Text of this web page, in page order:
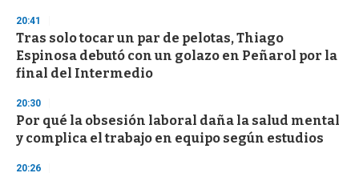
20:41
Tras solo tocar un par de pelotas, Thiago
Espinosa debutó con un golazo en Peñarol por la
final del Intermedio
20:30
Por qué la obsesión laboral daña la salud mental
y complica el trabajo en equipo según estudios
20:26